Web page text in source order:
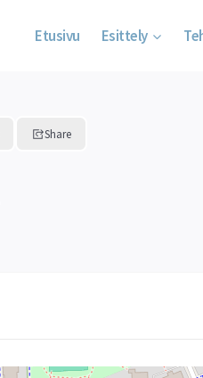
Etusivu Esittely
Share